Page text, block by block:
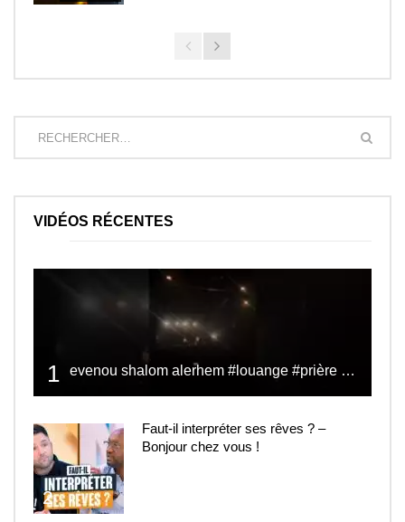
VIDÉOS RÉCENTES
1 evenou shalom alerhem #louange #prière #shalom
2
Faut-il interpréter ses rêves ? –
Bonjour chez vous !